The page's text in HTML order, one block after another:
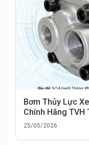
Bơm Thủy Lực
Chính Hãng TVH
25/05/2026